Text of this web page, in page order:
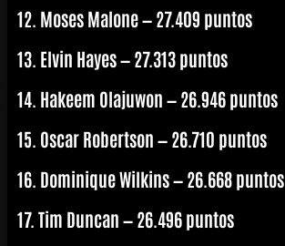
12. Moses Malone — 27.409 puntos
13. Elvin Hayes — 27.313 puntos
14. Hakeem Olajuwon — 26.946 puntos
15. Oscar Robertson — 26.710 puntos
16. Dominique Wilkins — 26.668 puntos
17. Tim Duncan — 26.496 puntos